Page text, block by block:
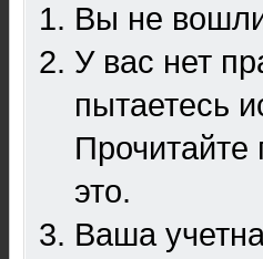
Вы не
У вас нет
пытаетесь
это.
Ваша